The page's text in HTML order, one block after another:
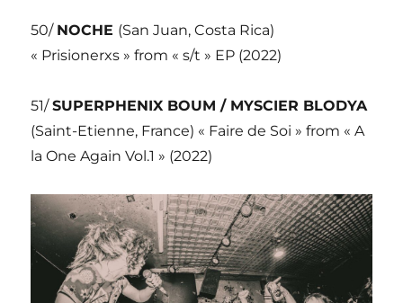
50/ NOCHE (San Juan, Costa Rica)
« Prisionerxs » from « s/t » EP (2022)
51/SUPERPHENIX BOUM / MYSCIER BLODYA
(Saint-Etienne, France) « Faire de Soi » from « A
la One Again Vol.1 » (2022)